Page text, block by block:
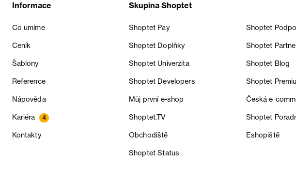
Informace
Co umíme
Ceník
Šablony
Reference
Nápověda
Kariéra 4
Kontakty
Skupina Shoptet
Shoptet Pay Shoptet
Shoptet Doplňky Shoptet
Shoptet Univerzita Shoptet Blog
Shoptet Developers Shoptet
Můj první e-shop Česká
Shoptet.TV Shoptet
Obchodiště Eshopiště
Shoptet Status